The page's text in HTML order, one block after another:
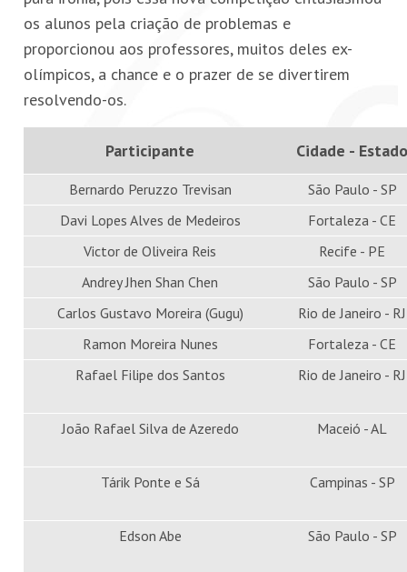
os alunos pela criação de problemas e
proporcionou aos professores, muitos deles ex-
olímpicos, a chance e o prazer de se divertirem
resolvendo-os.
Participante Cidade - Estado
Bernardo Peruzzo Trevisan
São Paulo - SP
Davi Lopes Alves de Medeiros
Fortaleza - CE
Victor de Oliveira Reis
Recife - PE
Andrey Jhen Shan Chen
São Paulo - SP
Carlos Gustavo Moreira (Gugu)
Rio de Janeiro - RJ
Ramon Moreira Nunes
Fortaleza - CE
Rafael Filipe dos Santos
Rio de Janeiro - RJ
João Rafael Silva de Azeredo Maceió - AL
Tárik Ponte e Sá Campinas - SP
Edson Abe São Paulo - SP